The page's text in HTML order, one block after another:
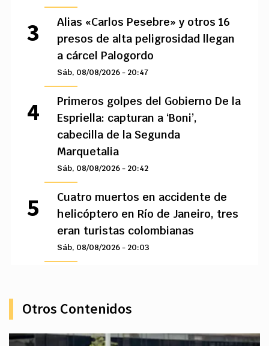
Alias «Carlos Pesebre» y otros 16
presos de alta peligrosidad llegan
a cárcel Palogordo
Sáb, 08/08/2026 - 20:47
Primeros golpes del Gobierno De la
Espriella: capturan a ‘Boni’,
cabecilla de la Segunda
Marquetalia
Sáb, 08/08/2026 - 20:42
Cuatro muertos en accidente de
helicóptero en Río de Janeiro, tres
eran turistas colombianas
Sáb, 08/08/2026 - 20:03
Otros Contenidos